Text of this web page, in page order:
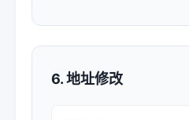
6. 地址修改